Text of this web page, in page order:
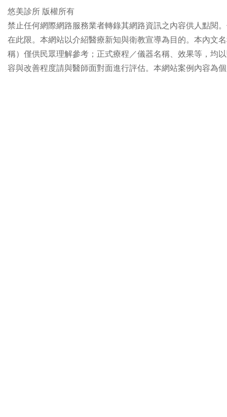
悠美診所 版權所有
禁止任何網際網路服務業者轉錄其網路資訊之內容供人點閱
在此限。本網站以介紹醫療新知與衛教宣導為目的。本內文
稱）僅供民眾理解參考；正式療程／儀器名稱、效果等，均
容與改善程度請與醫師面對面進行評估。本網站案例內容為